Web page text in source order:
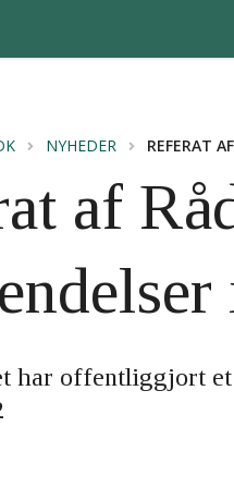
NYHEDER REFERAT
af
har offentliggjort